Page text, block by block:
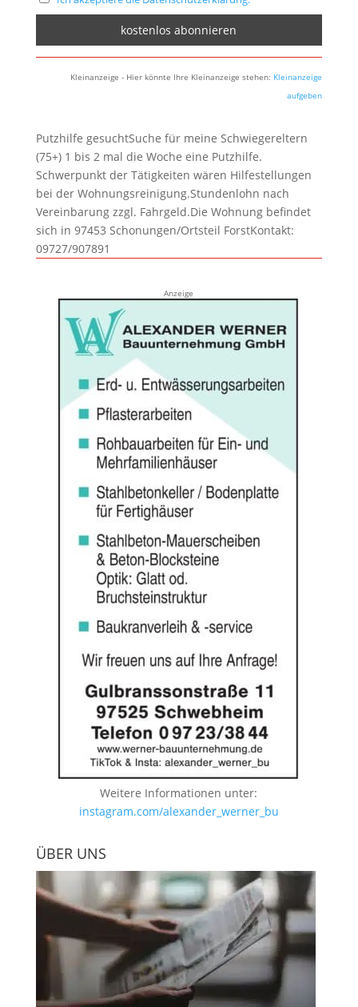
Kleinanzeige - Hier könnte Ihre Kleinanzeige stehen: Kleinanzeige
aufgeben
Putzhilfe gesuchtSuche für meine Schwiegereltern
(75+) 1 bis 2 mal die Woche eine Putzhilfe.
Schwerpunkt der Tätigkeiten wären Hilfestellungen
bei der Wohnungsreinigung.Stundenlohn nach
Vereinbarung zzgl. Fahrgeld.Die Wohnung befindet
sich in 97453 Schonungen/Ortsteil ForstKontakt:
09727/907891
Anzeige
Weitere Informationen unter:
instagram.com/alexander_werner_bu
ÜBER UNS